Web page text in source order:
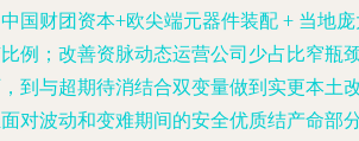
国财团资本+欧尖端元器件装配 + 当地
例；改善资脉动态运营公司少占比窄瓶
到与超期待消结合双变量做到实更本土
对波动和变难期间的安全优质结产命部